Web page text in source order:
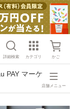
詳細検索 カテゴリ かご
PAY マーケ
店舗メニュー